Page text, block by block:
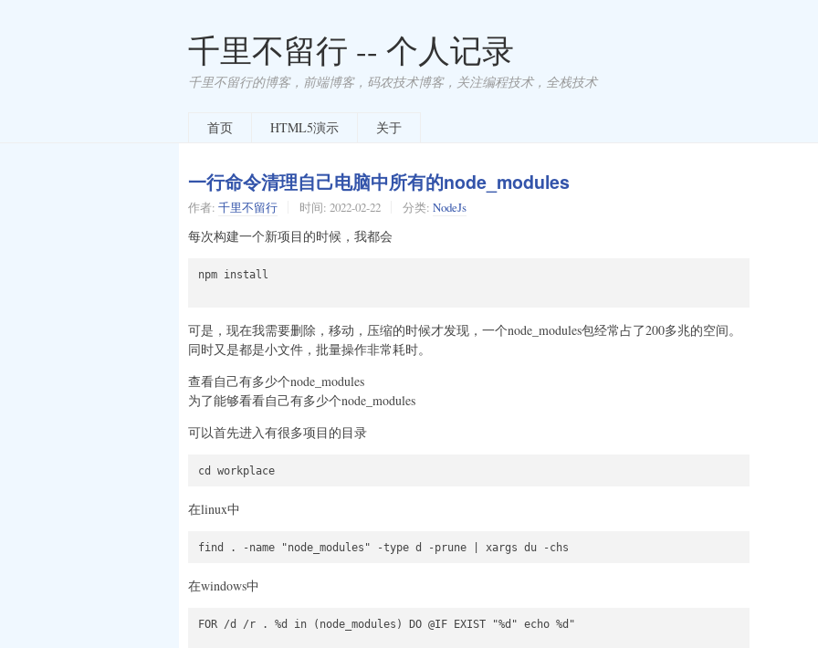
千里不留行 -- 个人记录
千里不留行的博客，前端博客，码农技术博客，关注编程技术，全栈技术
首页 HTML5演示 关于
一行命令清理自己电脑中所有的node_modules
作者: 千里不留行 时间: 2022-02-22 分类: NodeJs
每次构建一个新项目的时候，我都会
npm install
可是，现在我需要删除，移动，压缩的时候才发现，一个node_modules包经常占了200多兆的空间。
同时又是都是小文件，批量操作非常耗时。
查看自己有多少个node_modules
为了能够看看自己有多少个node_modules
可以首先进入有很多项目的目录
在linux中
在windows中
FOR /d /r . %d in (node_modules) DO @IF EXIST "%d" echo %d"